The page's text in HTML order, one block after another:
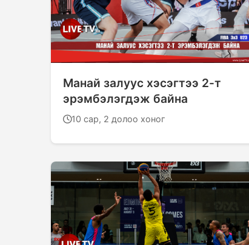
Манай залуус хэсэгтээ 2-т
эрэмбэлэгдэж байна
10 сар, 2 долоо хоног